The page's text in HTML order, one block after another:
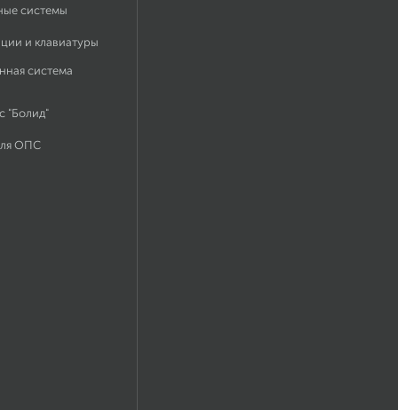
системы
и клавиатуры
система
"Болид"
ОПС